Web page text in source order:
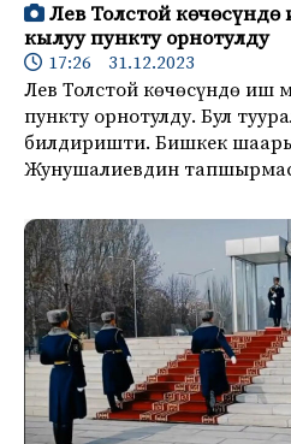
Лев Толстой
кылуу пункту орнотулду
17:26 31.12.2023
Лев Толстой көчөсүндө иш
пункту орнотулду. Бул
билдиришти. Бишкек
Жунушалиевдин